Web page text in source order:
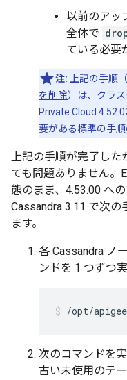
以前のアッ
全体で
ている必要
注: 上記の手順（
を削除）は、クラ
Private Cloud
要がある標準の手順
上記の手順が完了した
ても問題ありません。
態のまま、4.53.00 へ
Cassandra 3.11 で次
ます。
各 Cassandra ノ
ンドを 1 つずつ実
/opt/
次のコマンドを
古い未使用のテ